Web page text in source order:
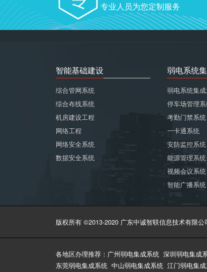
专业人员为您定制服务
智能基础建设
综合管网系统
综合布线系统
机房建设工程
网络工程
网络安全系统
数据安全系统
弱电系统
弱电系统集
停车场管理
考勤门禁系统
一卡通系统
安防监控系统
能源管理系统
视频会议系统
智能广播系统
版权所有 ©2013-2020 广东中诚智联信息技术有限公
各地区办理推荐： 广州弱电集成系统 深圳弱电集成
东莞弱电集成系统 中山弱电集成系统 江门弱电集